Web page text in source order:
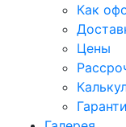
Как
Цены